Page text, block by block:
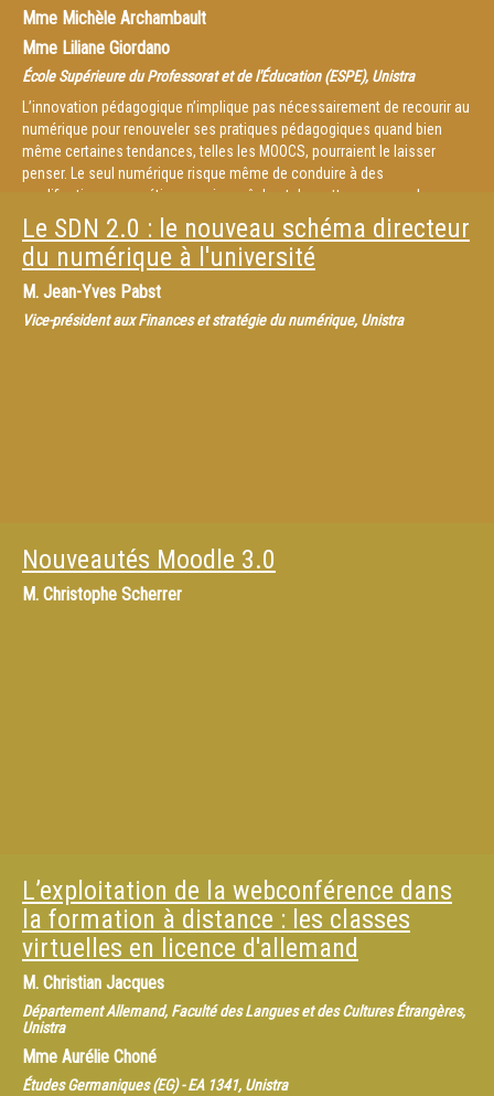
Mme Michèle Archambault
Mme Liliane Giordano
École Supérieure du Professorat et de l'Éducation (ESPE), Unistra
L’innovation pédagogique n’implique pas nécessairement de recourir au
numérique pour renouveler ses pratiques pédagogiques quand bien
même certaines tendances, telles les MOOCS, pourraient le laisser
penser. Le seul numérique risque même de conduire à des
modifications cosmétiques qui empêchent de mettre en œuvre les
changements profonds et durables propres à l’innovation pédagogique.
Cette conférence examine les changements attendus dans
l’enseignement supérieur et l’usage qui peut être fait du numérique pour
atteindre les buts visés.
Le SDN 2.0 : le nouveau schéma directeur
du numérique à l'université
M. Jean-Yves Pabst
Vice-président aux Finances et stratégie du numérique, Unistra
Nouveautés Moodle 3.0
M. Christophe Scherrer
L’exploitation de la webconférence dans
la formation à distance : les classes
virtuelles en licence d'allemand
M. Christian Jacques
Département Allemand, Faculté des Langues et des Cultures Étrangères,
Unistra
Mme Aurélie Choné
Études Germaniques (EG) - EA 1341, Unistra